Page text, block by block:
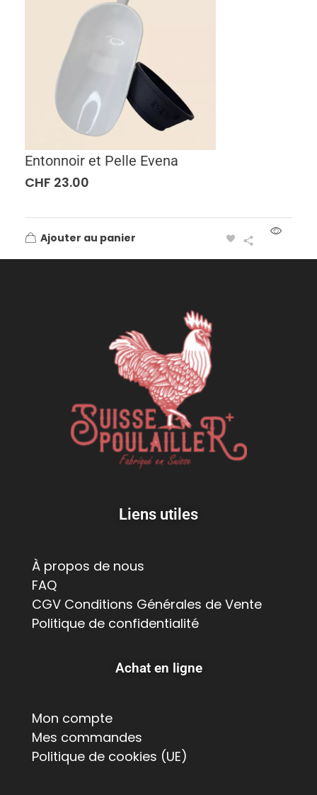
Entonnoir et Pelle Evena
CHF 23.00
Ajouter au panier
Liens utiles
À propos de nous
FAQ
CGV Conditions Générales de Vente
Politique de confidentialité
Achat en ligne
Mon compte
Mes commandes
Politique de cookies (UE)